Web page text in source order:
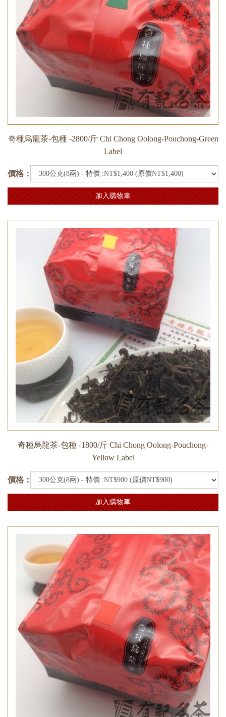
奇種烏龍茶-包種 -2800/斤 Chi Chong Oolong-Pouchong-Green
Label
價格：
加入購物車
奇種烏龍茶-包種 -1800/斤 Chi Chong Oolong-Pouchong-
Yellow Label
價格：
加入購物車